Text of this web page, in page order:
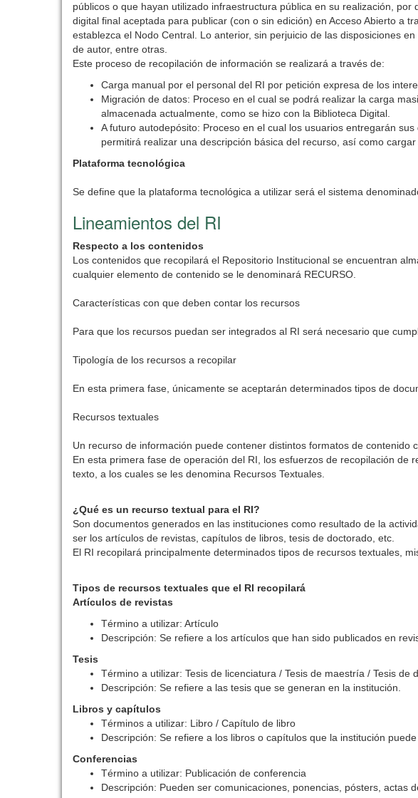
públicos o que hayan utilizado infraestructura pública en su realización,
digital final aceptada para publicar (con o sin edición) en Acceso Abierto a
establezca el Nodo Central. Lo anterior, sin perjuicio de las disposiciones
de autor, entre otras.
Este proceso de recopilación de información se realizará a través de:
Carga manual por el personal del RI por petición expresa de los
Migración de datos: Proceso en el cual se podrá realizar la carga
almacenada actualmente, como se hizo con la Biblioteca Digital.
A futuro autodepósito: Proceso en el cual los usuarios entregarán
permitirá realizar una descripción básica del recurso, así como
Plataforma tecnológica
Se define que la plataforma tecnológica a utilizar será el sistema
Lineamientos del RI
Respecto a los contenidos
Los contenidos que recopilará el Repositorio Institucional se encuentran
cualquier elemento de contenido se le denominará RECURSO.
Características con que deben contar los recursos
Para que los recursos puedan ser integrados al RI será necesario que
Tipología de los recursos a recopilar
En esta primera fase, únicamente se aceptarán determinados tipos de
Recursos textuales
Un recurso de información puede contener distintos formatos de contenido
En esta primera fase de operación del RI, los esfuerzos de recopilación
texto, a los cuales se les denomina Recursos Textuales.
¿Qué es un recurso textual para el RI?
Son documentos generados en las instituciones como resultado de la
ser los artículos de revistas, capítulos de libros, tesis de doctorado, etc.
El RI recopilará principalmente determinados tipos de recursos textuales,
Tipos de recursos textuales que el RI recopilará
Artículos de revistas
Término a utilizar: Artículo
Descripción: Se refiere a los artículos que han sido publicados en
Tesis
Término a utilizar: Tesis de licenciatura / Tesis de maestría / Tesis de
Descripción: Se refiere a las tesis que se generan en la institución.
Libros y capítulos
Términos a utilizar: Libro / Capítulo de libro
Descripción: Se refiere a los libros o capítulos que la institución
Conferencias
Término a utilizar: Publicación de conferencia
Descripción: Pueden ser comunicaciones, ponencias, pósters, actas